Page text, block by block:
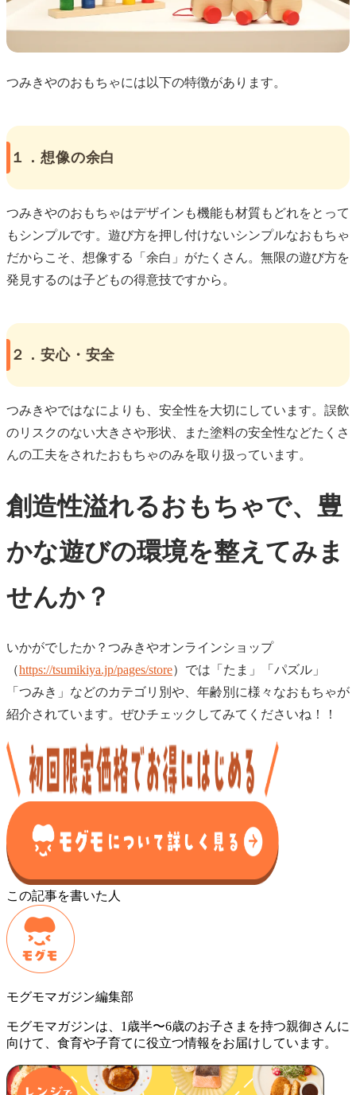
つみきやのおもちゃには以下の特徴があります。
１．想像の余白
つみきやのおもちゃはデザインも機能も材質もどれをとって
もシンプルです。遊び方を押し付けないシンプルなおもちゃ
だからこそ、想像する「余白」がたくさん。無限の遊び方を
発見するのは子どもの得意技ですから。
２．安心・安全
つみきやではなによりも、安全性を大切にしています。誤飲
のリスクのない大きさや形状、また塗料の安全性などたくさ
んの工夫をされたおもちゃのみを取り扱っています。
創造性溢れるおもちゃで、豊
かな遊びの環境を整えてみま
せんか？
いかがでしたか？つみきやオンラインショップ
（https://tsumikiya.jp/pages/store）では「たま」「パズル」
「つみき」などのカテゴリ別や、年齢別に様々なおもちゃが
紹介されています。ぜひチェックしてみてくださいね！！
この記事を書いた人
モグモマガジン編集部
モグモマガジンは、1歳半〜6歳のお子さまを持つ親御さんに
向けて、食育や子育てに役立つ情報をお届けしています。